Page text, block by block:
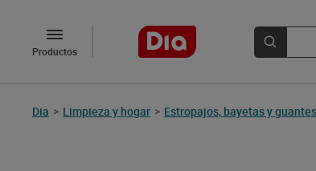
Productos
Dia > Limpieza y hogar > Estropajos, bayetas y guantes